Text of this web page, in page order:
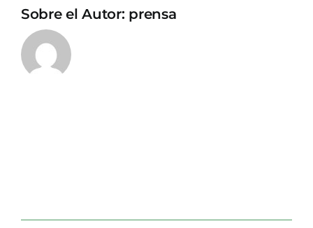
Sobre el Autor: prensa